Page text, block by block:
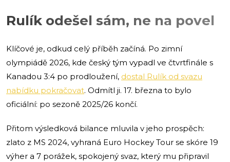
Rulík odešel sám, ne na povel
Klíčové je, odkud celý příběh začíná. Po zimní
olympiádě 2026, kde český tým vypadl ve čtvrtfinále s
Kanadou 3:4 po prodloužení, dostal Rulík od svazu
nabídku pokračovat. Odmítl ji. 17. března to bylo
oficiální: po sezoně 2025/26 končí.
Přitom výsledková bilance mluvila v jeho prospěch:
zlato z MS 2024, vyhraná Euro Hockey Tour se skóre 19
výher a 7 porážek, spokojený svaz, který mu připravil